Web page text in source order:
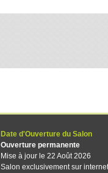
Date d'Ouverture du Salon
Ouverture permanente
Mise à jour le 22 Août 2026
Salon exclusivement sur internet